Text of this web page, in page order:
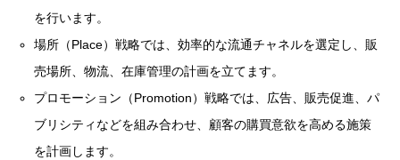
を行います。
場所（Place）戦略では、効率的な流通チャネルを選定し、販
売場所、物流、在庫管理の計画を立てます。
プロモーション（Promotion）戦略では、広告、販売促進、パ
ブリシティなどを組み合わせ、顧客の購買意欲を高める施策
を計画します。